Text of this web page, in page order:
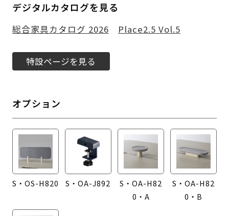
デジタルカタログを見る
総合家具カタログ 2026 Place2.5 Vol.5
特設ページを見る
オプション
S・OS-H820 S・OA-J892
S・OA-H82
0・A
S・OA-H82
0・B